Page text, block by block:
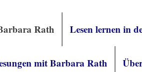
Rath Lesen lernen in
mit Barbara Rath